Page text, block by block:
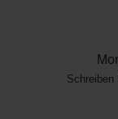
Schreiben